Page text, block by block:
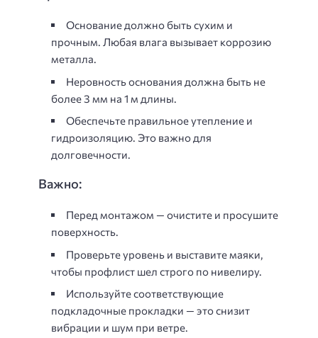
Основание должно быть сухим и
прочным. Любая влага вызывает коррозию
металла.
Неровность основания должна быть не
более 3 мм на 1 м длины.
Обеспечьте правильное утепление и
гидроизоляцию. Это важно для
долговечности.
Важно:
Перед монтажом — очистите и просушите
поверхность.
Проверьте уровень и выставите маяки,
чтобы профлист шел строго по нивелиру.
Используйте соответствующие
подкладочные прокладки — это снизит
вибрации и шум при ветре.